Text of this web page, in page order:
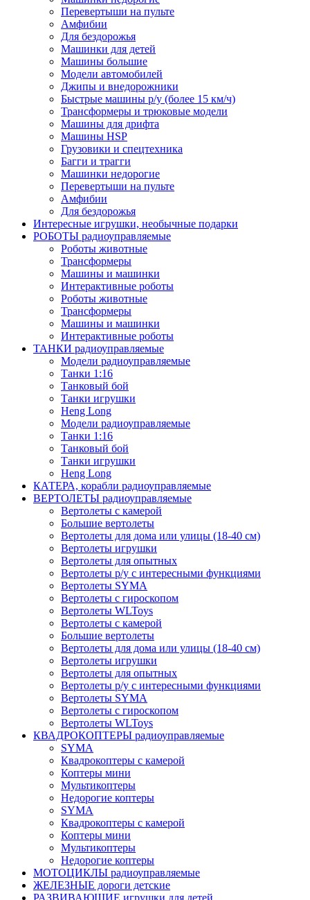
Перевертыши на пульте
Амфибии
Для бездорожья
Машинки для детей
Машины большие
Модели автомобилей
Джипы и внедорожники
Быстрые машины р/у (более 15 км/ч)
Трансформеры и трюковые модели
Машины для дрифта
Машины HSP
Грузовики и спецтехника
Багги и трагги
Машинки недорогие
Перевертыши на пульте
Амфибии
Для бездорожья
Интересные игрушки, необычные подарки
РОБОТЫ радиоуправляемые
Роботы животные
Трансформеры
Машины и машинки
Интерактивные роботы
Роботы животные
Трансформеры
Машины и машинки
Интерактивные роботы
ТАНКИ радиоуправляемые
Модели радиоуправляемые
Танки 1:16
Танковый бой
Танки игрушки
Heng Long
Модели радиоуправляемые
Танки 1:16
Танковый бой
Танки игрушки
Heng Long
КАТЕРА, корабли радиоуправляемые
ВЕРТОЛЕТЫ радиоуправляемые
Вертолеты с камерой
Большие вертолеты
Вертолеты для дома или улицы (18-40 см)
Вертолеты игрушки
Вертолеты для опытных
Вертолеты р/у с интересными функциями
Вертолеты SYMA
Вертолеты с гироскопом
Вертолеты WLToys
Вертолеты с камерой
Большие вертолеты
Вертолеты для дома или улицы (18-40 см)
Вертолеты игрушки
Вертолеты для опытных
Вертолеты р/у с интересными функциями
Вертолеты SYMA
Вертолеты с гироскопом
Вертолеты WLToys
КВАДРОКОПТЕРЫ радиоуправляемые
SYMA
Квадрокоптеры с камерой
Коптеры мини
Мультикоптеры
Недорогие коптеры
SYMA
Квадрокоптеры с камерой
Коптеры мини
Мультикоптеры
Недорогие коптеры
МОТОЦИКЛЫ радиоуправляемые
ЖЕЛЕЗНЫЕ дороги детские
РАЗВИВАЮЩИЕ игрушки для детей